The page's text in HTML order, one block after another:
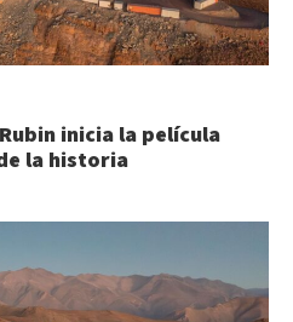
inicia la película
la historia